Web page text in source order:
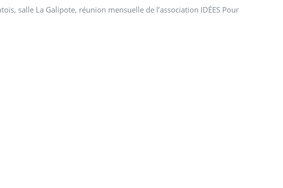
salle La Galipote, réunion mensuelle de l’association IDÉES Pour